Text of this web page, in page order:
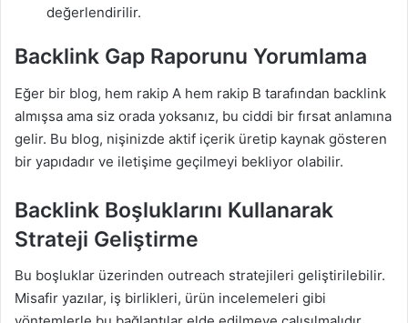
değerlendirilir.
Backlink Gap Raporunu Yorumlama
Eğer bir blog, hem rakip A hem rakip B tarafından backlink
almışsa ama siz orada yoksanız, bu ciddi bir fırsat anlamına
gelir. Bu blog, nişinizde aktif içerik üretip kaynak gösteren
bir yapıdadır ve iletişime geçilmeyi bekliyor olabilir.
Backlink Boşluklarını Kullanarak
Strateji Geliştirme
Bu boşluklar üzerinden outreach stratejileri geliştirilebilir.
Misafir yazılar, iş birlikleri, ürün incelemeleri gibi